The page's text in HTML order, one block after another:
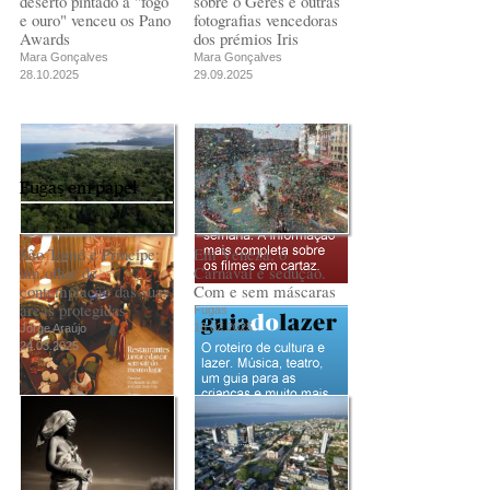
e ouro" venceu os Pano
Awards
Mara Gonçalves
28.10.2025
fotografias vencedoras
dos prémios Iris
Mara Gonçalves
29.09.2025
São Tomé e Príncipe:
um olhar de
contemplação das suas
áreas protegidas
Jorge Araújo
24.03.2025
Em Veneza, o
Carnaval é sedução.
Com e sem máscaras
Fugas
18.02.2025
Fugas em papel
PUB